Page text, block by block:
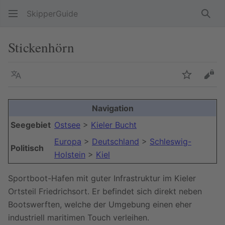
SkipperGuide
Stickenhörn
Sprache
Navigation
Seegebiet Ostsee > Kieler Bucht
Politisch
Europa > Deutschland > Schleswig-
Holstein > Kiel
Sportboot-Hafen mit guter Infrastruktur im Kieler
Ortsteil Friedrichsort. Er befindet sich direkt neben
Bootswerften, welche der Umgebung einen eher
industriell maritimen Touch verleihen.